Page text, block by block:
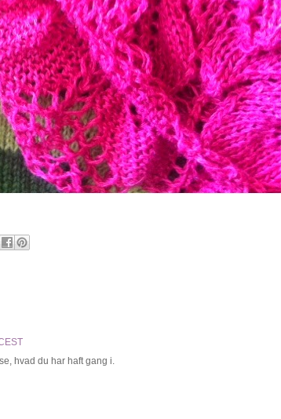
hvad du har haft gang i.